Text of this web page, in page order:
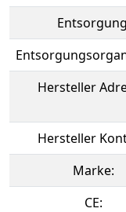
Hersteller
Hersteller
Marke:
CE: